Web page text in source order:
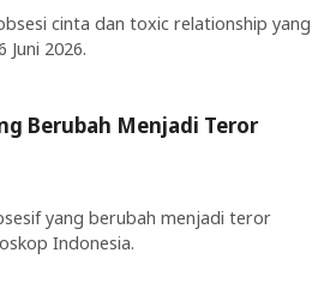
cinta dan toxic relationship yang
2026.
Berubah Menjadi Teror
yang berubah menjadi teror
Indonesia.